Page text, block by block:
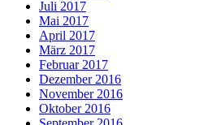
Juli 2017
Mai 2017
April 2017
März 2017
Februar 2017
Dezember 2016
November 2016
Oktober 2016